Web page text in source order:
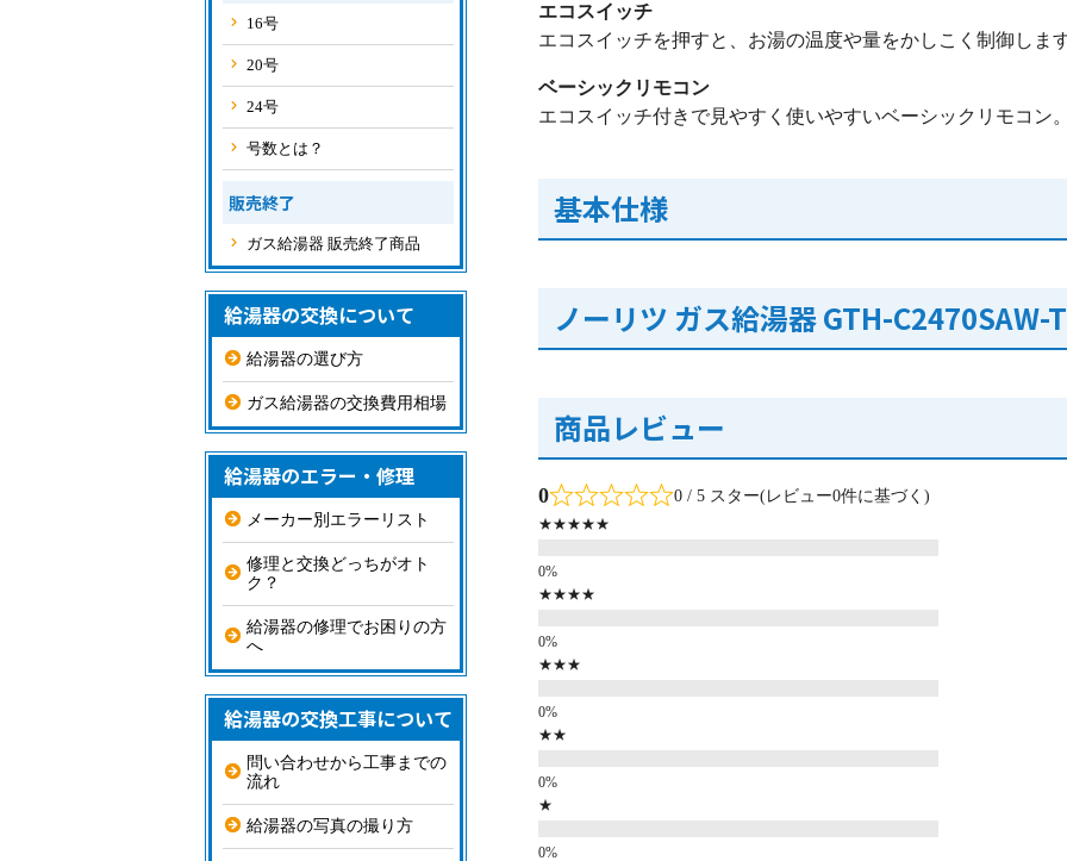
エコスイッチ
エコスイッチを押すと、お湯の温度や量をかしこく制御しま
ベーシックリモコン
エコスイッチ付きで見やすく使いやすいベーシックリモコン
基本仕様
ノーリツ ガス給湯器 GTH-C2470SAW-
商品レビュー
0 0 / 5 スター(レビュー0件に基づく)
★★★★★
★★★★
★★★
★★
★
16号
20号
24号
号数とは？
販売終了
ガス給湯器 販売終了商品
給湯器の交換について
給湯器の選び方
ガス給湯器の交換費用相場
給湯器のエラー・修理
メーカー別エラーリスト
修理と交換どっちがオト
ク？
給湯器の修理でお困りの方
へ
給湯器の交換工事について
問い合わせから工事までの
流れ
給湯器の写真の撮り方